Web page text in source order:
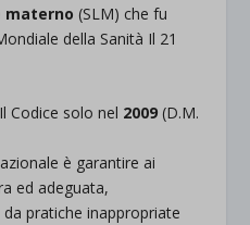
materno (SLM) che fu
della Sanità Il 21
Codice solo nel 2009 (D.M.
è garantire ai
ed adeguata,
dapratiche inappropriate